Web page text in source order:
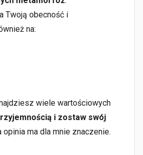
Twoją obecność i
na:
wiele wartościowych
i zostaw swój
opinia ma dla mnie znaczenie.